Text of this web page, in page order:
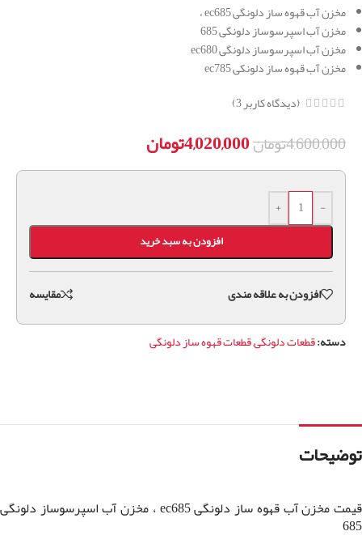
مخزن آب قهوه ساز دلونگی ec685 ،
مخزن آب اسپرسوساز دلونگی 685
مخزن آب اسپرسوساز دلونگی ec680
مخزن آب قهوه ساز دلونکی ec785
(دیدگاه کاربر3
)
4,600,000تومان4,020,000تومان
-
+
افزودن به سبد خرید
افزودن به علاقه مندی مقايسه
دسته:قطعات دلونگی,قطعات قهوه ساز دلونگی
توضیحات
قیمت مخزن آب قهوه ساز دلونگی ec685 ، مخزن آب اسپرسوساز دلونگی
685